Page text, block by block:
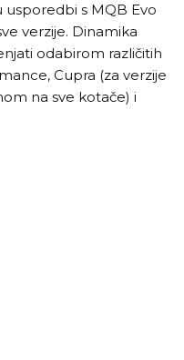
usporedbi s MQB Evo
verzije. Dinamika
odabirom različitih
Cupra (za verzije
na sve kotače) i